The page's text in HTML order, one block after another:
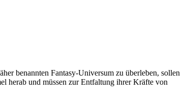
benannten Fantasy-Universum zu überleben, sollen
herab und müssen zur Entfaltung ihrer Kräfte von